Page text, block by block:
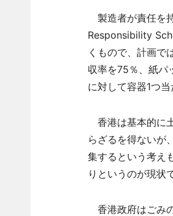
製造者が責任を
Responsibility
くもので、計画で
収率を75％、紙パ
に対して容器1つ
香港は基本的に
らざるを得ないが
集するという考え
りというのが現状
香港政府はごみ